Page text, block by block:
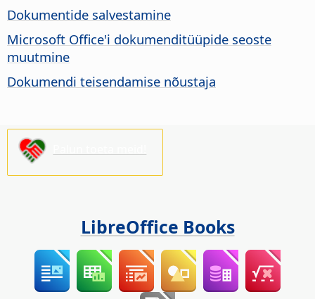
Dokumentide salvestamine
Microsoft Office'i dokumenditüüpide seoste
muutmine
Dokumendi teisendamise nõustaja
LibreOffice Books